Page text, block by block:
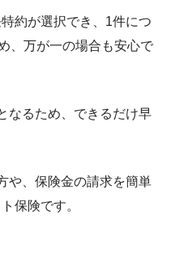
約が選択でき、1件につ
、万が一の場合も安心で
なるため、できるだけ早
や、保険金の請求を簡単
保険です。